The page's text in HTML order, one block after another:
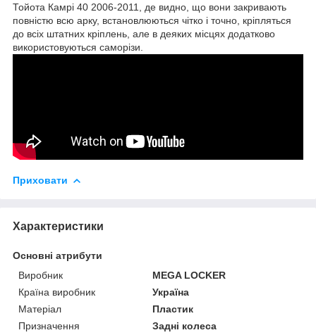
Тойота Камрі 40 2006-2011, де видно, що вони закривають
повністю всю арку, встановлюються чітко і точно, кріпляться
до всіх штатних кріплень, але в деяких місцях додатково
використовуються саморізи.
Приховати
Характеристики
Основні атрибути
Виробник
MEGA LOCKER
Країна виробник
Україна
Матеріал
Пластик
Призначення
Задні колеса